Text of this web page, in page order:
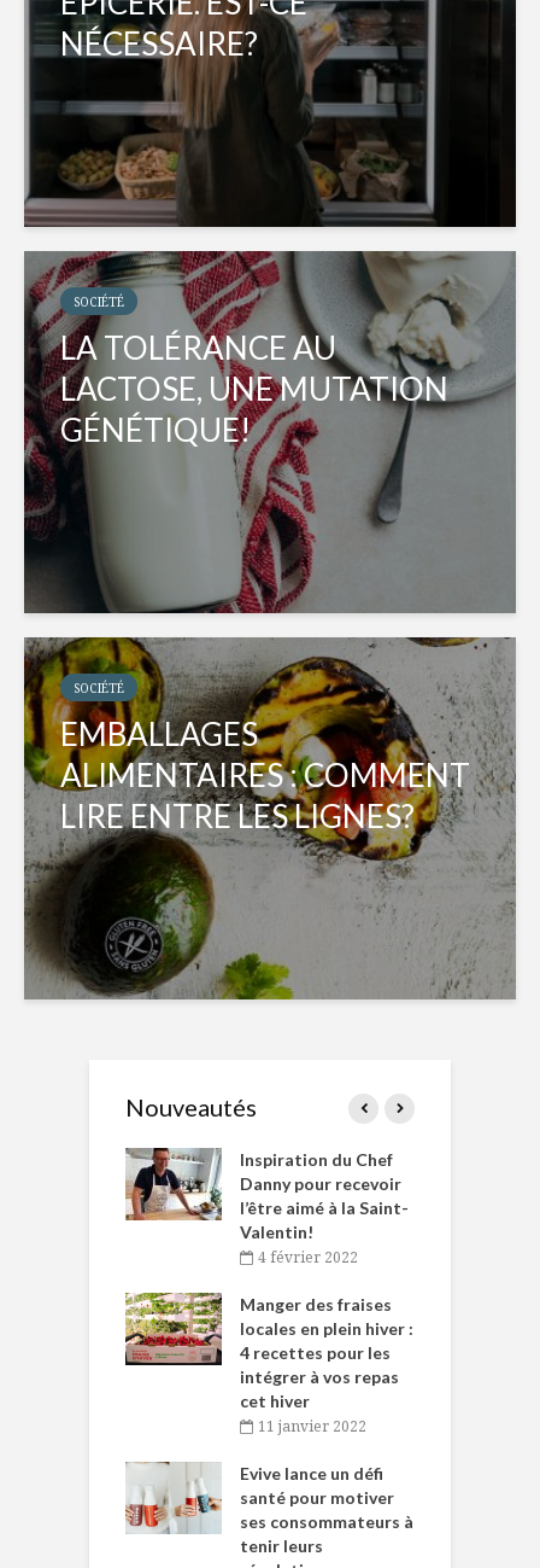
NÉCESSAIRE?
SOCIÉTÉ
LA TOLÉRANCE AU
LACTOSE, UNE MUTATION
GÉNÉTIQUE!
SOCIÉTÉ
EMBALLAGES
ALIMENTAIRES : COMMENT
LIRE ENTRE LES LIGNES?
Nouveautés
Inspiration du Chef
Danny pour recevoir
l’être aimé à la Saint-
Valentin!
4 février 2022
Manger des fraises
locales en plein hiver :
4 recettes pour les
intégrer à vos repas
cet hiver
11 janvier 2022
Evive lance un défi
santé pour motiver
ses consommateurs à
tenir leurs